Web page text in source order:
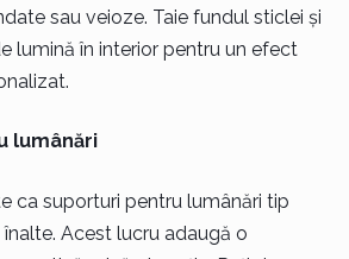
sau veioze. Taie fundul sticlei și
lumină în interior pentru un efect
lumânări
ca suporturi pentru lumânări tip
Acest lucru adaugă o